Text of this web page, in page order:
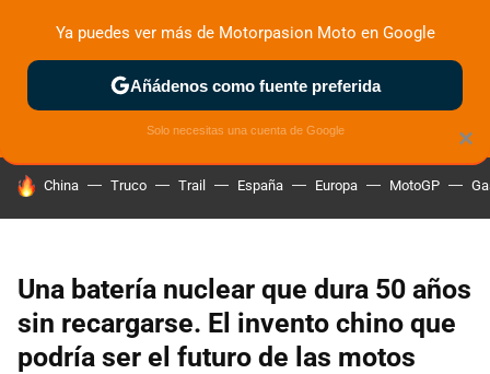
ZONA DE PRUEBAS DEPORTIVAS MOTOS ELÉCTRICAS
HOY SE HABLA DE
China Truco Trail España Europa MotoGP
Una batería nuclear que dura 50 años
sin recargarse. El invento chino que
podría ser el futuro de las motos
×
Ya puedes ver más de Motorpasion Moto en Google
Añádenos como fuente preferida
Solo necesitas una cuenta de Google